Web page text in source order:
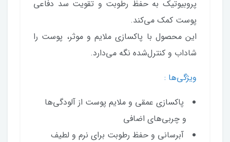
پروبیوتیک به حفظ رطوبت و تقویت سد دفاعی
پوست کمک می‌کند.
این محصول با پاکسازی ملایم و موثر، پوست را
شاداب و کنترل‌شده نگه می‌دارد.
ویژگی‌ها :
پاکسازی عمقی و ملایم پوست از آلودگی‌ها
و چربی‌های اضافی
آبرسانی و حفظ رطوبت برای نرم و لطیف